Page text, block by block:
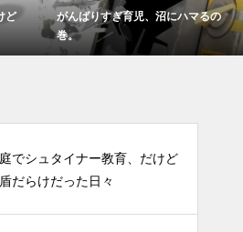
マるの
ツリーハウスの作り方外壁編
でシュタイナー教育、だけど
だらけだった日々